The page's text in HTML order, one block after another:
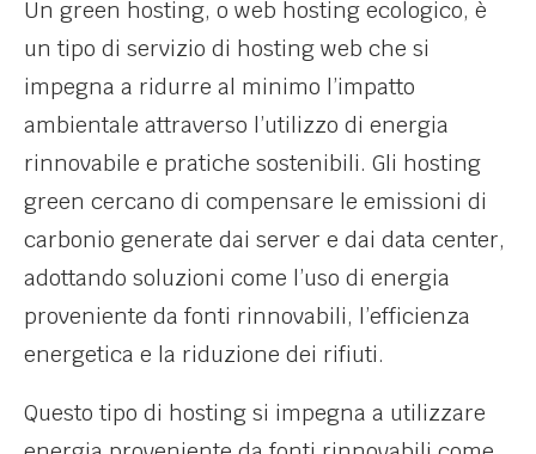
Un green hosting, o web hosting ecologico, è
un tipo di servizio di hosting web che si
impegna a ridurre al minimo l’impatto
ambientale attraverso l’utilizzo di energia
rinnovabile e pratiche sostenibili. Gli hosting
green cercano di compensare le emissioni di
carbonio generate dai server e dai data center,
adottando soluzioni come l’uso di energia
proveniente da fonti rinnovabili, l’efficienza
energetica e la riduzione dei rifiuti.
Questo tipo di hosting si impegna a utilizzare